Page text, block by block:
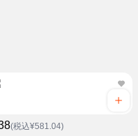
(税込¥581.04)